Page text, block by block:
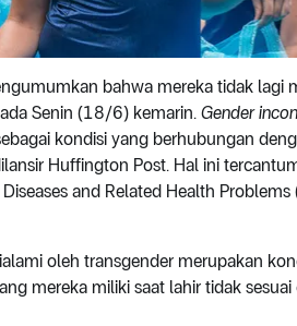
bahwa mereka tidak lagi
Senin (18/6) kemarin. Gender
kondisi yang berhubungan
Huffington Post. Hal ini
and Related Health
oleh transgender merupakan
mereka miliki saat lahir tidak